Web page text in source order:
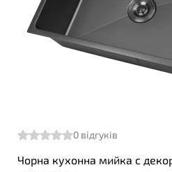
0 відгуків
Чорна кухонна мийка с